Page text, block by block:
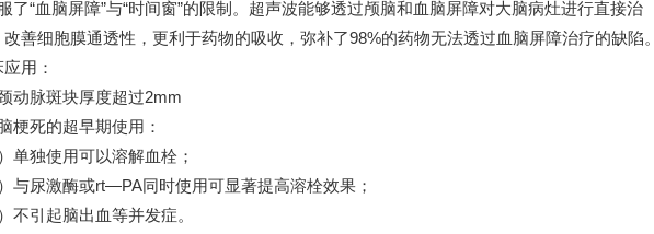
了“血脑屏障”与“时间窗”的限制。超声波能够透过颅脑和血脑屏障对大脑病灶进行直接治
改善细胞膜通透性，更利于药物的吸收，弥补了98%的药物无法透过血脑屏障治疗的缺陷。
用：
动脉斑块厚度超过2mm
梗死的超早期使用：
）单独使用可以溶解血栓；
）与尿激酶或rt—PA同时使用可显著提高溶栓效果；
）不引起脑出血等并发症。